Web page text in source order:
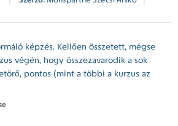
képzés. Kellően összetett, mégse
végén, hogy összezavarodik a sok
pontos (mint a többi a kurzus az